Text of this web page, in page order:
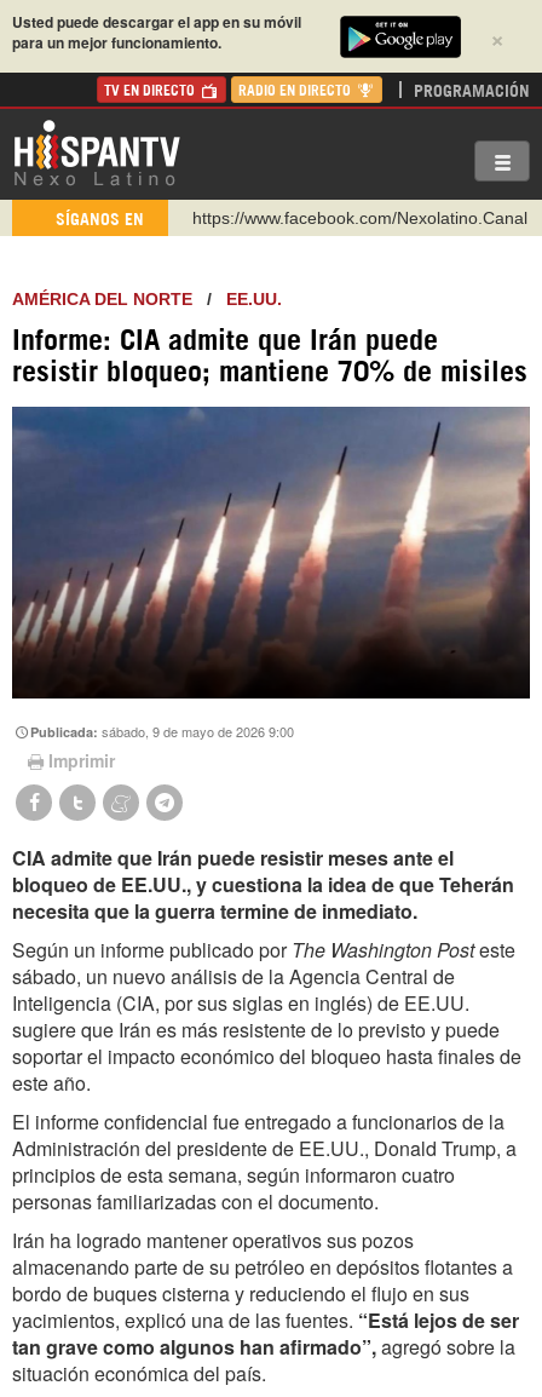
×
Usted puede descargar el app en su móvil
para un mejor funcionamiento.
TV EN DIRECTO RADIO EN DIRECTO PROGRAMACIÓN
SÍGANOS EN
https://www.facebook.com/Nexolatino.Canal
https://www.youtube.com/@nexo_latino
https://t.me/hispantvcanal
https://urmedium.com/c/hispantv
WhatsApp y Viber: +98 921 79 29 404
Instagram como: hispan_tv
AMÉRICA DEL NORTE / EE.UU.
Informe: CIA admite que Irán puede
resistir bloqueo; mantiene 70% de misiles
Publicada:sábado, 9 de mayo de 2026 9:00
Imprimir
CIA admite que Irán puede resistir meses ante el
bloqueo de EE.UU., y cuestiona la idea de que Teherán
necesita que la guerra termine de inmediato.
Según un informe publicado por The Washington Posteste
sábado, un nuevo análisis de la Agencia Central de
Inteligencia (CIA, por sus siglas en inglés) de EE.UU.
sugiere que Irán es más resistente de lo previsto y puede
soportar el impacto económico del bloqueo hasta finales de
este año.
El informe confidencial fue entregado a funcionarios de la
Administración del presidente de EE.UU., Donald Trump, a
principios de esta semana, según informaron cuatro
personas familiarizadas con el documento.
Irán ha logrado mantener operativos sus pozos
almacenando parte de su petróleo en depósitos flotantes a
bordo de buques cisterna y reduciendo el flujo en sus
yacimientos, explicó una de las fuentes. “Está lejos de ser
tan grave como algunos han afirmado”,agregó sobre la
situación económica del país.